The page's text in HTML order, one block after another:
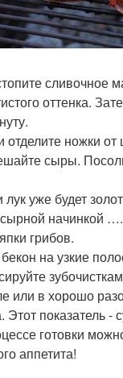
сливочное
оттенка.
отделите ножки от
сыры.
уже будет
начинкой ….
грибов.
на узкие
или в хорошо
Этот показатель -
готовки
аппетита!